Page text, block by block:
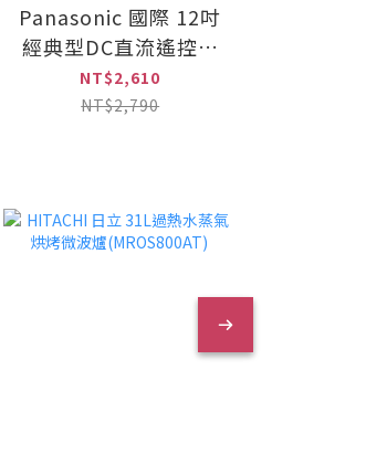
Panasonic 國際 12吋
經典型DC直流遙控立
扇(F-S12DMD)
NT$2,610
NT$2,790